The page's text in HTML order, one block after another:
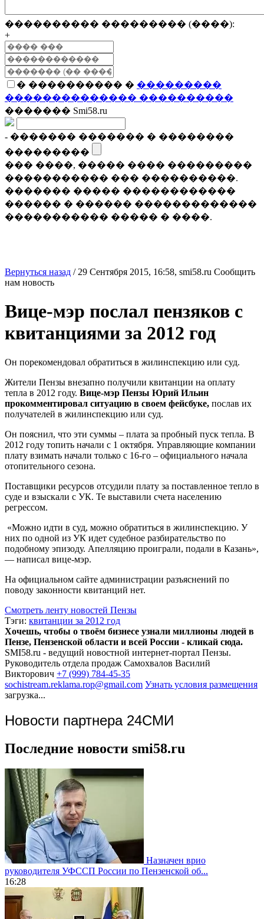
���������� ��������� (����):
+
� ���������� � ���������
�������������� ����������
������� Smi58.ru
- ������� ������� � ��������
���������
��� ����, ����� ���� ���������
����������� ��� ����������.
������� ����� ������������
������ � ������ �������������
����������� ����� � ����.
Вернуться назад / 29 Сентября 2015, 16:58, smi58.ru Сообщить
нам новость
Вице-мэр послал пензяков с
квитанциями за 2012 год
Он порекомендовал обратиться в жилинспекцию или суд.
Жители Пензы внезапно получили квитанции на оплату
тепла в 2012 году. Вице-мэр Пензы Юрий Ильин
прокомментировал ситуацию в своем фейсбуке, послав их
получателей в жилинспекцию или суд.
Он пояснил, что эти суммы – плата за пробный пуск тепла. В
2012 году топить начали с 1 октября. Управляющие компании
плату взимать начали только с 16-го – официального начала
отопительного сезона.
Поставщики ресурсов отсудили плату за поставленное тепло в
суде и взыскали с УК. Те выставили счета населению
регрессом.
«Можно идти в суд, можно обратиться в жилинспекцию. У
них по одной из УК идет судебное разбирательство по
подобному эпизоду. Апелляцию проиграли, подали в Казань»,
— написал вице-мэр.
На официальном сайте администрации разъяснений по
поводу законности квитанций нет.
Смотреть ленту новостей Пензы
Тэги: квитанции за 2012 год
Хочешь, чтобы о твоём бизнесе узнали миллионы людей в
Пензе, Пензенской области и всей России - кликай сюда.
SMI58.ru - ведущий новостной интернет-портал Пензы.
Руководитель отдела продаж Самохвалов Василий
Викторович +7 (999) 784-45-35
sochistream.reklama.rop@gmail.com Узнать условия размещения
загрузка...
Новости партнера 24СМИ
Последние новости smi58.ru
Назначен врио
руководителя УФССП России по Пензенской об...
16:28